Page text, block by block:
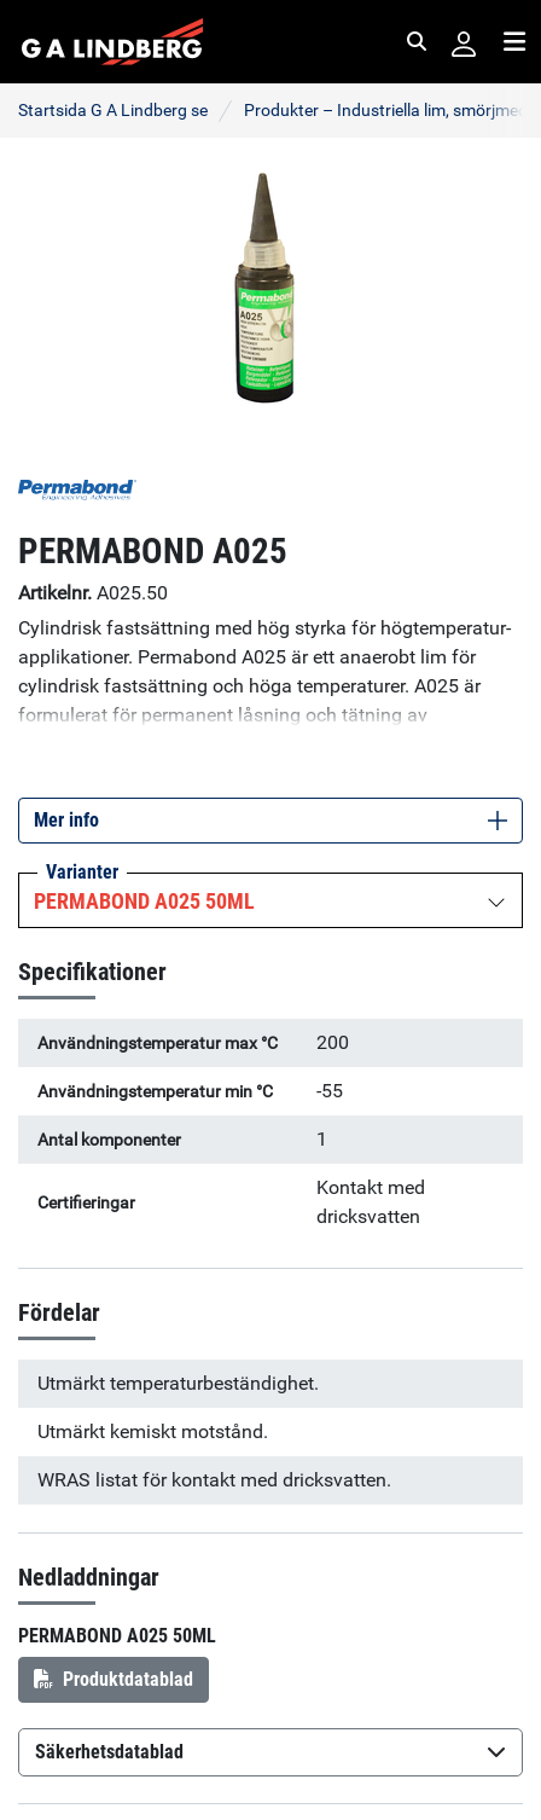
Startsida G A Lindberg se Produkter – Industriella lim,
PERMABOND A025
Artikelnr. A025.50
Cylindrisk fastsättning med hög styrka för högtemperatur-
applikationer. Permabond A025 är ett anaerobt lim för
cylindrisk fastsättning och höga temperaturer. A025 är
formulerat för permanent låsning och tätning av
fogarna måste stå emot temperaturer på upp till 200 ° C
eller där maximal kemisk resistans krävs. Dessa
egenskaper gör att mekaniska låsningar kan elimineras
vilket medför kostnadsbesparingar. Specifikationer:
Mer info
Varianter
PERMABOND A025 50ML
Specifikationer
Användningstemperatur max °C 200
Användningstemperatur min °C -55
Antal komponenter 1
Certifieringar
Kontakt med
dricksvatten
Fördelar
Utmärkt temperaturbeständighet.
Utmärkt kemiskt motstånd.
WRAS listat för kontakt med dricksvatten.
Nedladdningar
PERMABOND A025 50ML
Produktdatablad
Säkerhetsdatablad
Permabond A025 (sv-SE)